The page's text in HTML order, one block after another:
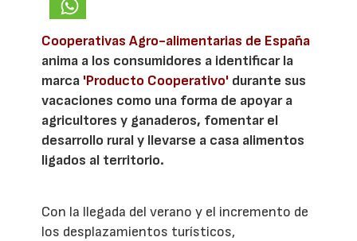
Cooperativas Agro-alimentarias de España
anima a los consumidores a identificar la
marca 'Producto Cooperativo' durante sus
vacaciones como una forma de apoyar a
agricultores y ganaderos, fomentar el
desarrollo rural y llevarse a casa alimentos
ligados al territorio.
Con la llegada del verano y el incremento de
los desplazamientos turísticos,